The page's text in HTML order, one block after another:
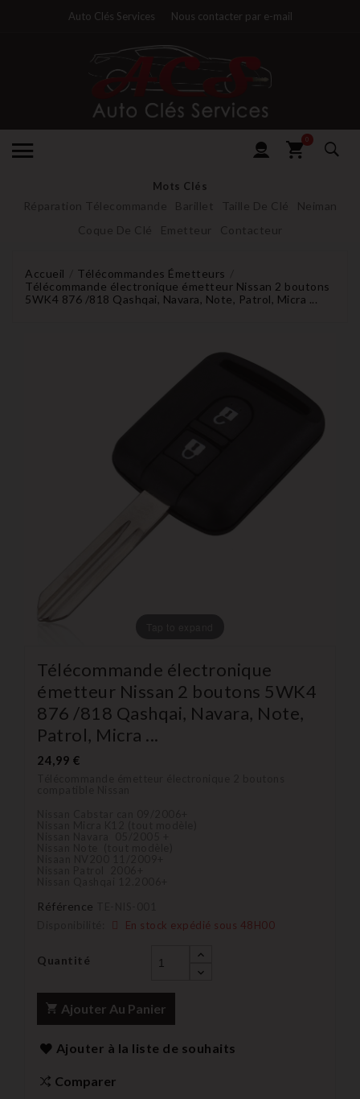
Auto Clés Services Nous contacter par e-mail
0
Mots Clés
Réparation Télecommande Barillet Taille De Clé
Neiman
Coque De Clé
Emetteur Contacteur
Accueil
Télécommandes Émetteurs
Télécommande électronique émetteur Nissan 2 boutons
5WK4 876 /818 Qashqai, Navara, Note, Patrol, Micra ...
Télécommande électronique
émetteur Nissan 2 boutons 5WK4
876 /818 Qashqai, Navara, Note,
Patrol, Micra ...
24,99 €
Référence
En stock expédié sous 48H00
Quantité
Ajouter Au Panier
Ajouter à la liste de souhaits
Comparer